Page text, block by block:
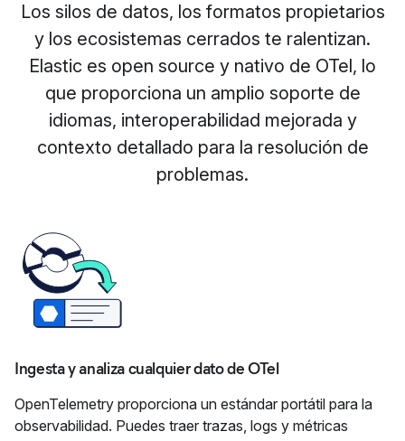
Los silos de datos, los formatos propietarios
y los ecosistemas cerrados te ralentizan.
Elastic es open source y nativo de OTel, lo
que proporciona un amplio soporte de
idiomas, interoperabilidad mejorada y
contexto detallado para la resolución de
problemas.
Ingesta y analiza cualquier dato de OTel
OpenTelemetry proporciona un estándar portátil para la
observabilidad. Puedes traer trazas, logs y métricas